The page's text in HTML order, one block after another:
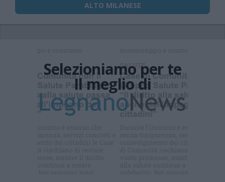
ALTO MILANESE
Selezioniamo per te
Il meglio di